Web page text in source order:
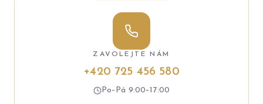
ZAVOLEJTE NÁM
+420 725 456 580
Po–Pá 9:00–17:00